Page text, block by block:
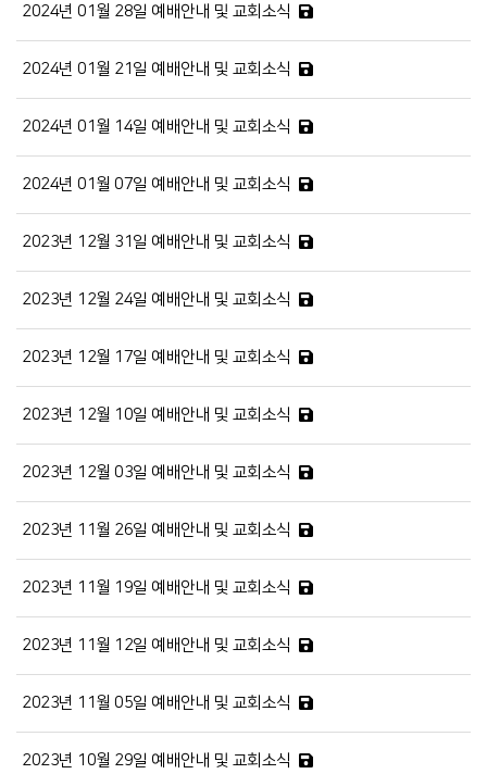
2024년 01월 28일 예배안내 및 교회소식
2024년 01월 21일 예배안내 및 교회소식
2024년 01월 14일 예배안내 및 교회소식
2024년 01월 07일 예배안내 및 교회소식
2023년 12월 31일 예배안내 및 교회소식
2023년 12월 24일 예배안내 및 교회소식
2023년 12월 17일 예배안내 및 교회소식
2023년 12월 10일 예배안내 및 교회소식
2023년 12월 03일 예배안내 및 교회소식
2023년 11월 26일 예배안내 및 교회소식
2023년 11월 19일 예배안내 및 교회소식
2023년 11월 12일 예배안내 및 교회소식
2023년 11월 05일 예배안내 및 교회소식
2023년 10월 29일 예배안내 및 교회소식